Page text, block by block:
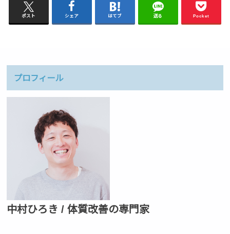
ポスト シェア はてブ 送る Pocket
プロフィール
中村ひろき / 体質改善の専門家